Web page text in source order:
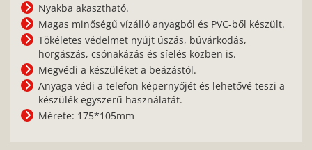
Nyakba akasztható.
Magas minőségű vízálló anyagból és PVC-ből készült.
Tökéletes védelmet nyújt úszás, búvárkodás,
horgászás, csónakázás és síelés közben is.
Megvédi a készüléket a beázástól.
Anyaga védi a telefon képernyőjét és lehetővé teszi a
készülék egyszerű használatát.
Mérete: 175*105mm